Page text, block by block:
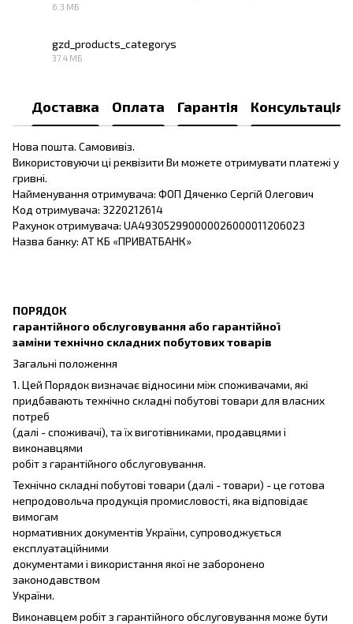
6.3 МБ
gzd_products_categorys
37.4 МБ
Доставка Оплата Гарантія Консультація
Нова пошта. Самовивіз.
Використовуючи ці реквізити Ви можете отримувати платежі у
гривні.
Найменування отримувача: ФОП Дяченко Сергій Олегович
Код отримувача: 3220212614
Рахунок отримувача: UA493052990000026000011206023
Назва банку: АТ КБ «ПРИВАТБАНК»
ПОРЯДОК
гарантійного обслуговування або гарантійної
заміни технічно складних побутових товарів
Загальні положення
1. Цей Порядок визначає відносини між споживачами, які
придбавають технічно складні побутові товари для власних
потреб
(далі - споживачі), та їх виготівниками, продавцями і
виконавцями
робіт з гарантійного обслуговування.
Технічно складні побутові товари (далі - товари) - це готова
непродовольча продукція промисловості, яка відповідає
вимогам
нормативних документів України, супроводжується
експлуатаційними
документами і використання якої не заборонено
законодавством
України.
Виконавцем робіт з гарантійного обслуговування може бути